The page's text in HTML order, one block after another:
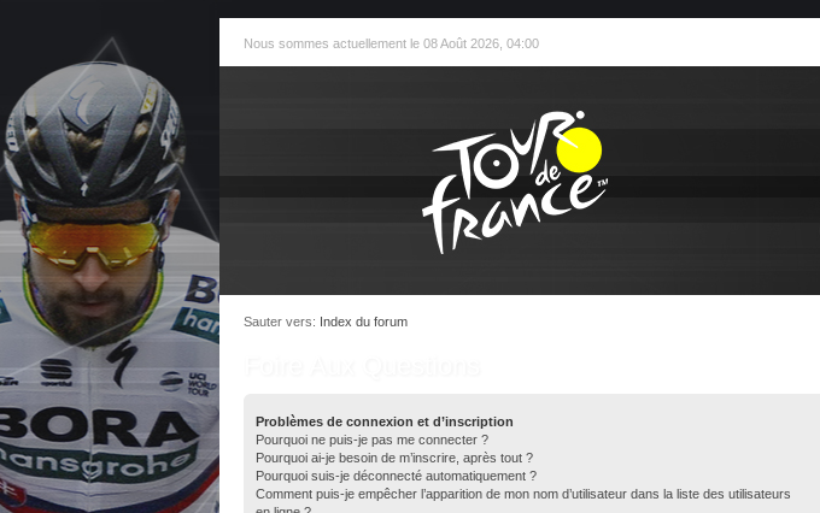
Nous sommes actuellement le 08 Août 2026, 04:00
Sauter vers: Index du forum
Problèmes de connexion et d’inscription
Pourquoi ne puis-je pas me connecter ?
Pourquoi ai-je besoin de m’inscrire, après tout ?
Pourquoi suis-je déconnecté automatiquement ?
Comment puis-je empêcher l’apparition de mon nom d’utilisateur dans la liste des utilisateurs